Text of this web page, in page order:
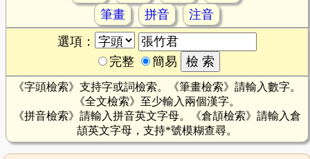
筆畫
拼音
注音
選項：
完整
簡易
《字頭檢索》支持字或詞檢索。《筆畫檢索》請輸入數字。
《全文檢索》至少輸入兩個漢字。
《拼音檢索》請輸入拼音英文字母。《倉頡檢索》請輸入倉
頡英文字母，支持*號模糊查尋。